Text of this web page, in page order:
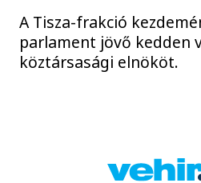
A Tisza-frakció
parlament jövő kedden
köztársasági elnököt.